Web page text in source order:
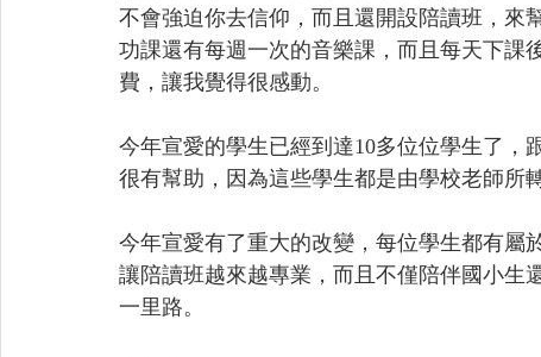
不會強迫你去信仰，而且還開設陪讀班，來
功課還有每週一次的音樂課，而且每天下課
費，讓我覺得很感動。
今年宣愛的學生已經到達10多位位學生了，
很有幫助，因為這些學生都是由學校老師所
今年宣愛有了重大的改變，每位學生都有屬
讓陪讀班越來越專業，而且不僅陪伴國小生
一里路。